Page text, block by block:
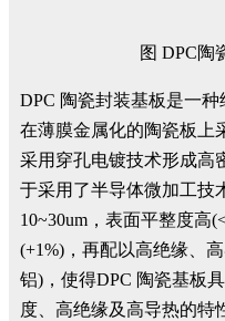
图 DPC陶
DPC 陶瓷封装基板是一种
在薄膜金属化的陶瓷板上
采用穿孔电镀技术形成高
于采用了半导体微加工技
10~30um，表面平整度高
(+1%)，再配以高绝缘、
铝)，使得DPC 陶瓷基板
度、高绝缘及高导热的特